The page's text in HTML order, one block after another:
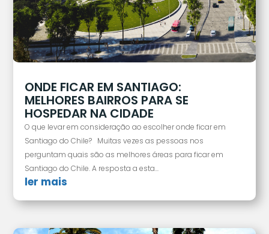
ONDE FICAR EM SANTIAGO:
MELHORES BAIRROS PARA SE
HOSPEDAR NA CIDADE
O que levar em consideração ao escolher onde ficar em
Santiago do Chile? Muitas vezes as pessoas nos
perguntam quais são as melhores áreas para ficar em
Santiago do Chile. A resposta a esta...
ler mais